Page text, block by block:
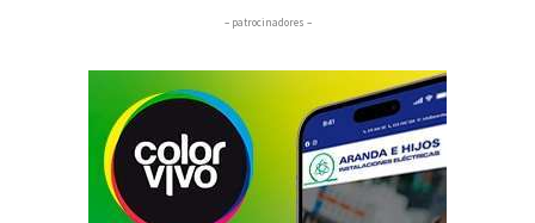
– patrocinadores –